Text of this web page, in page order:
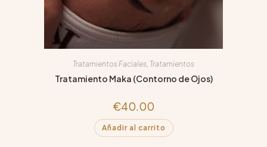
Tratamientos Faciales, Tratamientos
Tratamiento Maka (Contorno de Ojos)
€40.00
Añadir al carrito